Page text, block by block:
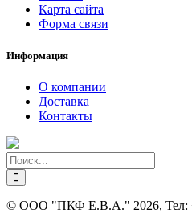
Карта сайта
Форма связи
Информация
О компании
Доставка
Контакты
© ООО "ПКФ Е.В.А." 2026, Тел: